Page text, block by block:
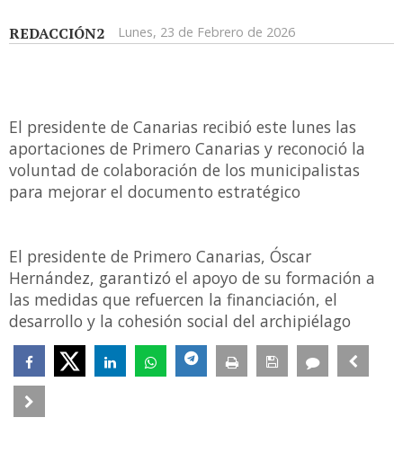
REDACCIÓN2 Lunes, 23 de Febrero de 2026
El presidente de Canarias recibió este lunes las
aportaciones de Primero Canarias y reconoció la
voluntad de colaboración de los municipalistas
para mejorar el documento estratégico
El presidente de Primero Canarias, Óscar
Hernández, garantizó el apoyo de su formación a
las medidas que refuercen la financiación, el
desarrollo y la cohesión social del archipiélago